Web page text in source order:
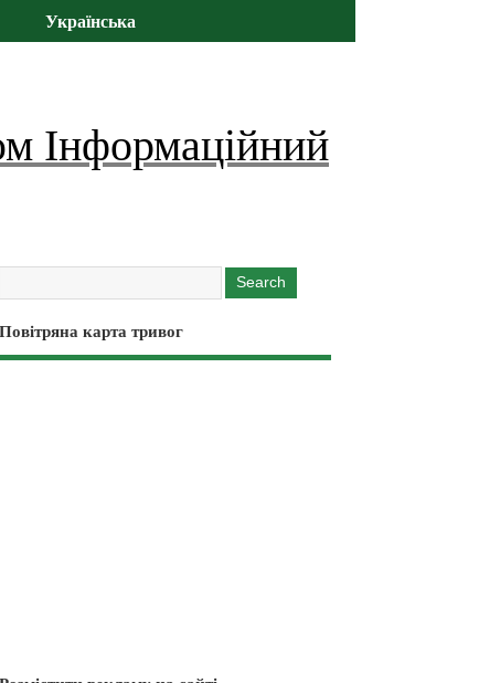
Українська
Інформаційний
Повітряна карта тривог